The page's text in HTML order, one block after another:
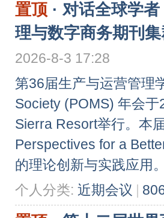
置顶 · 对话全球学
理与数字商务期刊
2026-8-3 17:28
第36届生产与运营管理
Society (POMS) 年会
Sierra Resort举行。本
Perspectives for a
的理论创新与实践应用
个人分类: 近期会议 |